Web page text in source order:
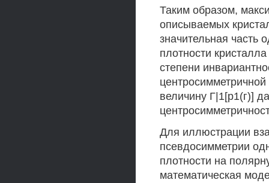
Таким образом,
описываемых
значительная часть
плотности
степени
величину Г|1[р1(г)]
Для иллюстрации
псевдосимметрии
плотности на
математическая